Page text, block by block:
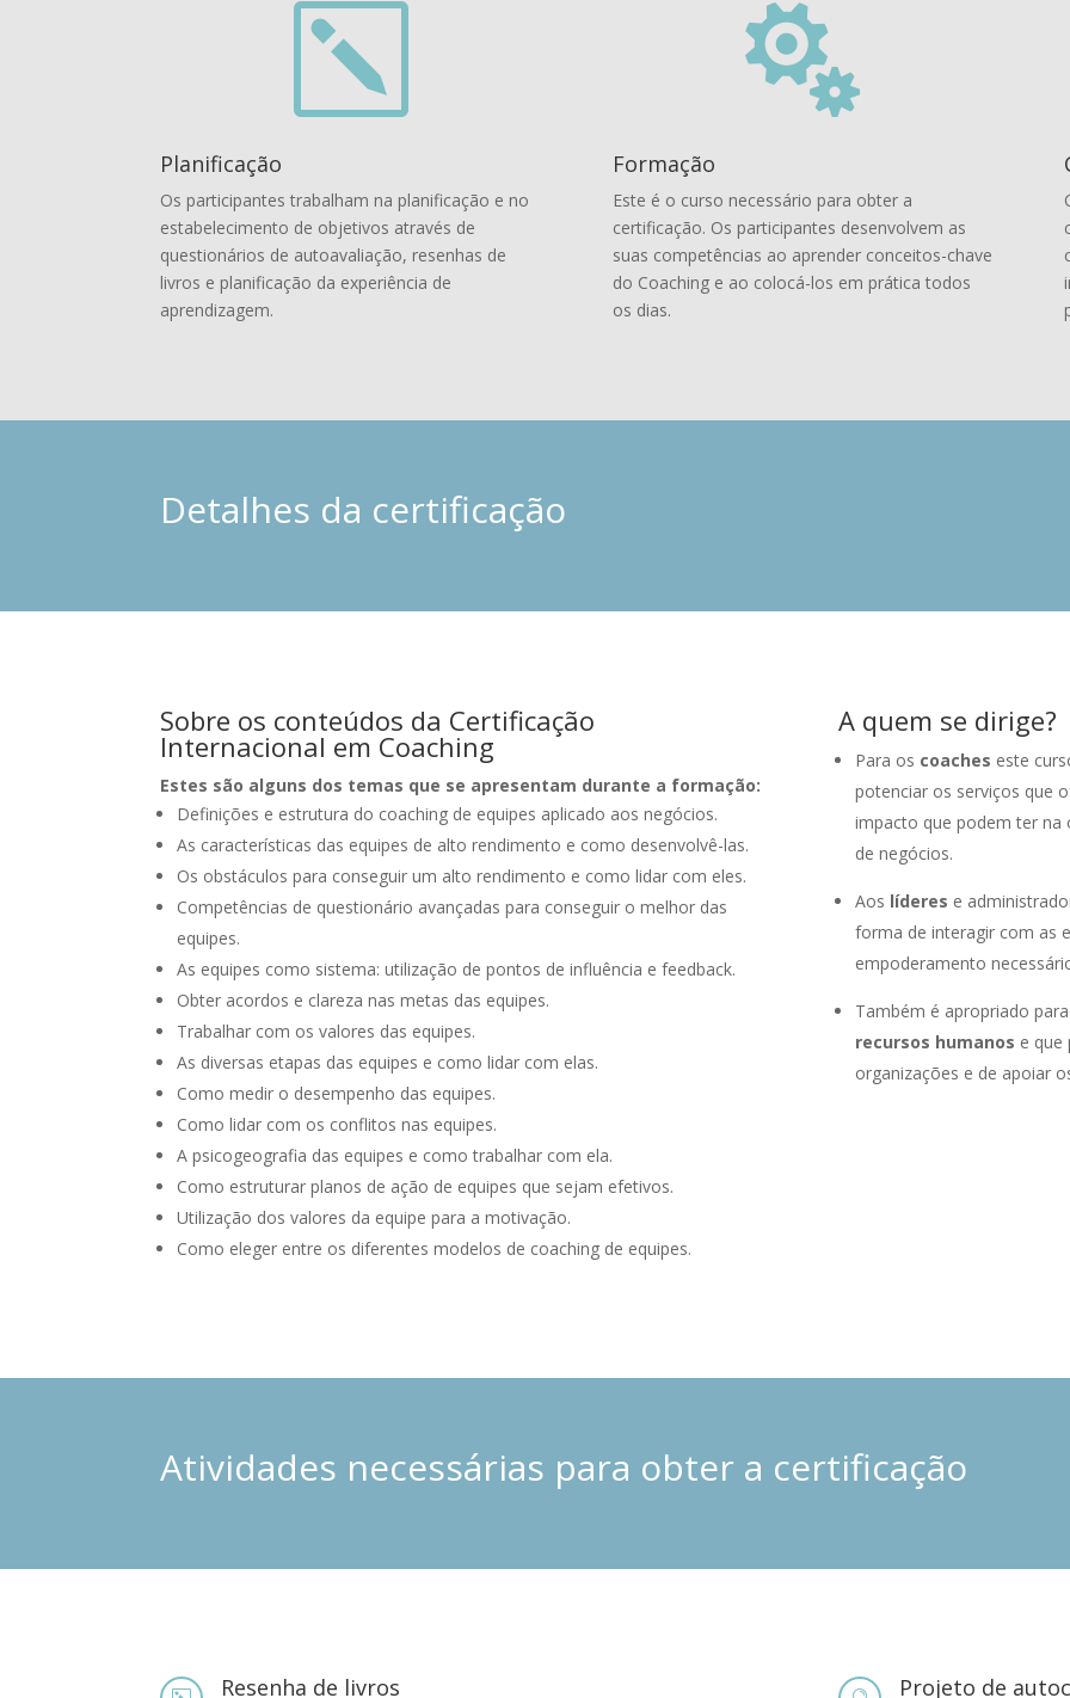
k
Planificação
Os participantes trabalham na planificação e no
estabelecimento de objetivos através de
questionários de autoavaliação, resenhas de
livros e planificação da experiência de
aprendizagem.

Formação
Este é o curso necessário para obter a
certificação. Os participantes desenvolvem as
suas competências ao aprender conceitos-chave
do Coaching e ao colocá-los em prática todos
os dias.
Detalhes da certificação
Sobre os conteúdos da Certificação
Internacional em Coaching
Estes são alguns dos temas que se apresentam durante a formação:
Definições e estrutura do coaching de equipes aplicado aos negócios.
As características das equipes de alto rendimento e como desenvolvê-las.
Os obstáculos para conseguir um alto rendimento e como lidar com eles.
Competências de questionário avançadas para conseguir o melhor das
equipes.
As equipes como sistema: utilização de pontos de influência e feedback.
Obter acordos e clareza nas metas das equipes.
Trabalhar com os valores das equipes.
As diversas etapas das equipes e como lidar com elas.
Como medir o desempenho das equipes.
Como lidar com os conflitos nas equipes.
A psicogeografia das equipes e como trabalhar com ela.
Como estruturar planos de ação de equipes que sejam efetivos.
Utilização dos valores da equipe para a motivação.
Como eleger entre os diferentes modelos de coaching de equipes.
A quem se dirige?
Para os coaches este
potenciar os serviços que
impacto que podem ter na
de negócios.
Aos líderes e
forma de interagir com as
empoderamento
Também é apropriado
recursos humanos e que
organizações e de apoiar
Atividades necessárias para obter a certificação
Resenha de livros Projeto de